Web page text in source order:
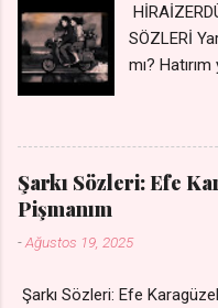
SÖZLERİ
mı?
dünyayı
kurban
kurban
almış Sen
yoldaş
Şarkı Sözleri: Efe
Pişmanım
-Ağustos 19, 2025
Şarkı Sözleri: Efe